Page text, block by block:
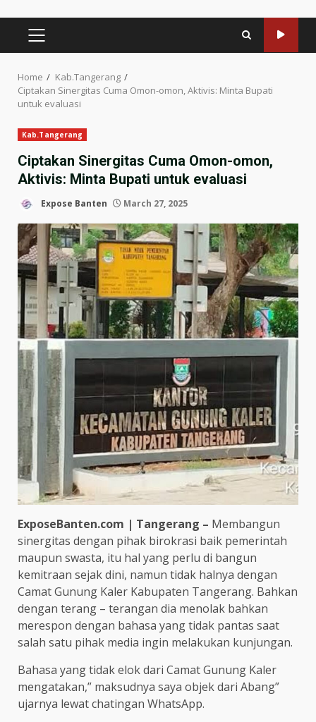
PRIMARY
MENU
Home
Kab.Tangerang
Ciptakan Sinergitas Cuma Omon-omon, Aktivis: Minta Bupati
untuk evaluasi
Kab.Tangerang
Ciptakan Sinergitas Cuma Omon-omon,
Aktivis: Minta Bupati untuk evaluasi
Expose Banten March 27, 2025
ExposeBanten.com | Tangerang – Membangun
sinergitas dengan pihak birokrasi baik pemerintah
maupun swasta, itu hal yang perlu di bangun
kemitraan sejak dini, namun tidak halnya dengan
Camat Gunung Kaler Kabupaten Tangerang. Bahkan
dengan terang – terangan dia menolak bahkan
merespon dengan bahasa yang tidak pantas saat
salah satu pihak media ingin melakukan kunjungan.
Bahasa yang tidak elok dari Camat Gunung Kaler
mengatakan,” maksudnya saya objek dari Abang”
ujarnya lewat chatingan WhatsApp.